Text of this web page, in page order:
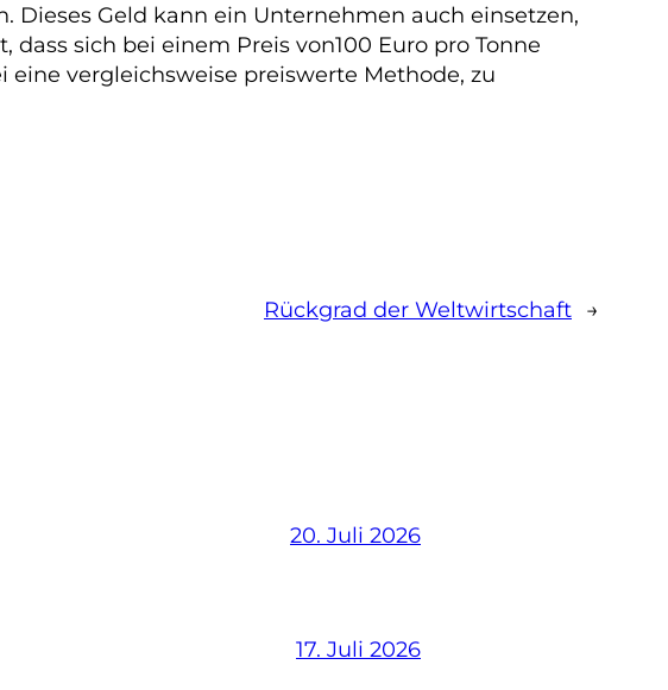
Dieses Geld kann ein Unternehmen auch einsetzen,
sich bei einem Preis von100 Euro pro Tonne
eine vergleichsweise preiswerte Methode, zu
Rückgrad der Weltwirtschaft →
20. Juli 2026
17. Juli 2026